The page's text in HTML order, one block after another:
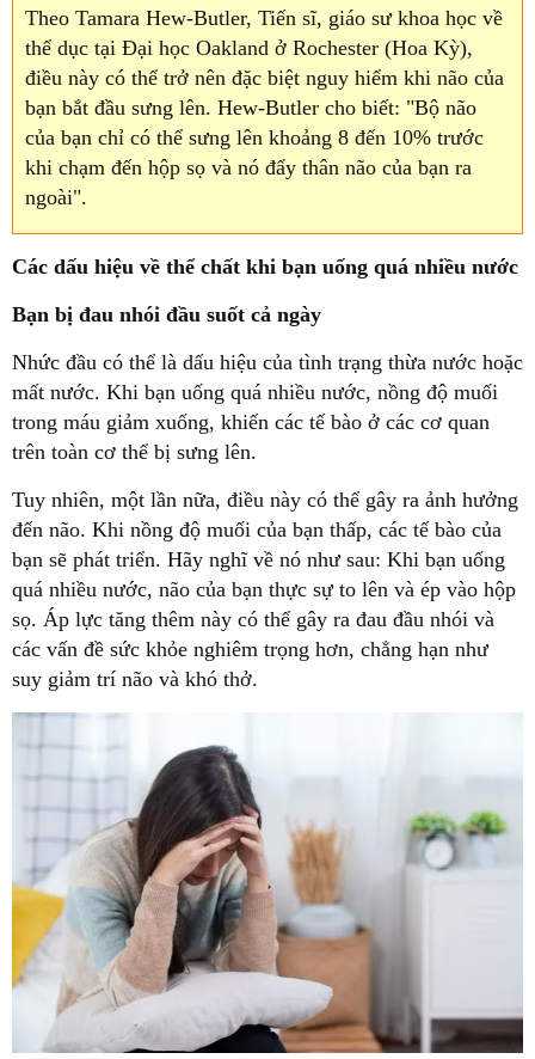
Theo Tamara Hew-Butler, Tiến sĩ, giáo sư khoa học về
thể dục tại Đại học Oakland ở Rochester (Hoa Kỳ),
điều này có thể trở nên đặc biệt nguy hiểm khi não của
bạn bắt đầu sưng lên. Hew-Butler cho biết: "Bộ não
của bạn chỉ có thể sưng lên khoảng 8 đến 10% trước
khi chạm đến hộp sọ và nó đẩy thân não của bạn ra
ngoài".
Các dấu hiệu về thể chất khi bạn uống quá nhiều nước
Bạn bị đau nhói đầu suốt cả ngày
Nhức đầu có thể là dấu hiệu của tình trạng thừa nước hoặc
mất nước. Khi bạn uống quá nhiều nước, nồng độ muối
trong máu giảm xuống, khiến các tế bào ở các cơ quan
trên toàn cơ thể bị sưng lên.
Tuy nhiên, một lần nữa, điều này có thể gây ra ảnh hưởng
đến não. Khi nồng độ muối của bạn thấp, các tế bào của
bạn sẽ phát triển. Hãy nghĩ về nó như sau: Khi bạn uống
quá nhiều nước, não của bạn thực sự to lên và ép vào hộp
sọ. Áp lực tăng thêm này có thể gây ra đau đầu nhói và
các vấn đề sức khỏe nghiêm trọng hơn, chẳng hạn như
suy giảm trí não và khó thở.